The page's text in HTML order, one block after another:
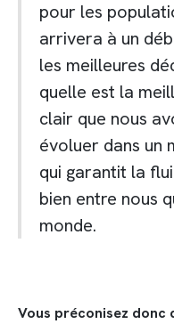
pour les
arrivera à un
les meilleures
quelle est la
clair que nous
évoluer dans un
qui garantit la
bien entre nous
monde.
Vous préconisez donc